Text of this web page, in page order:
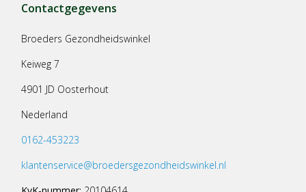
Contactgegevens
Broeders Gezondheidswinkel
Keiweg 7
4901 JD Oosterhout
Nederland
0162-453223
klantenservice@broedersgezondheidswinkel.nl